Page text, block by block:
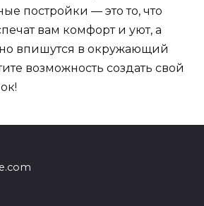
постройки — это то, что
вам комфорт и уют, а
впишутся в окружающий
возможность создать свой